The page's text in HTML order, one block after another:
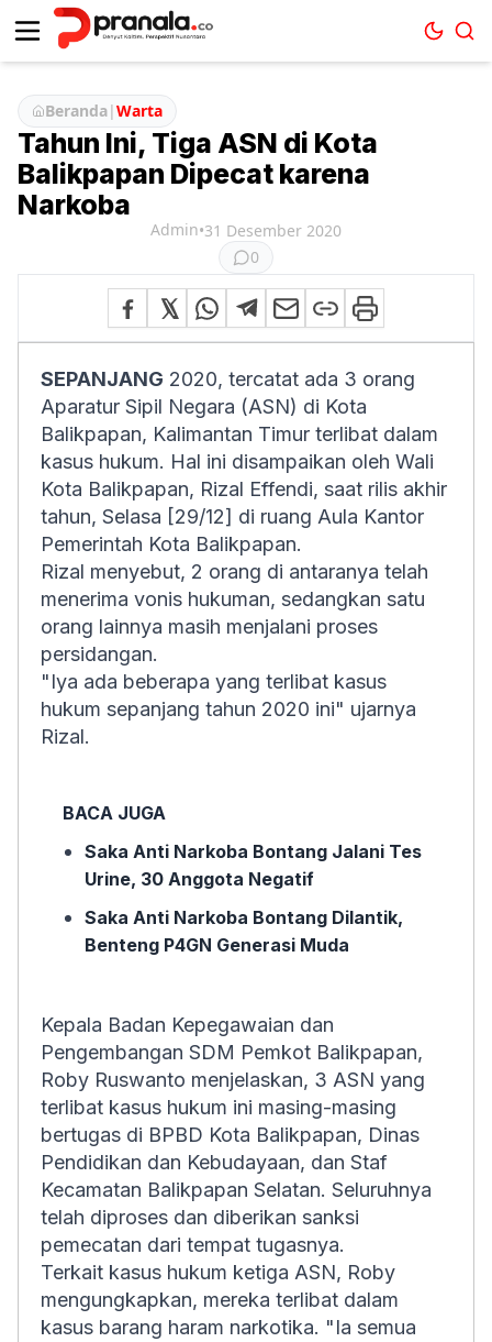
Beranda|Warta
Tahun Ini, Tiga ASN di Kota
Balikpapan Dipecat karena
Narkoba
Admin•31 Desember 2020
0
SEPANJANG 2020, tercatat ada 3 orang
Aparatur Sipil Negara (ASN) di Kota
Balikpapan, Kalimantan Timur terlibat dalam
kasus hukum. Hal ini disampaikan oleh Wali
Kota Balikpapan, Rizal Effendi, saat rilis akhir
tahun, Selasa [29/12] di ruang Aula Kantor
Pemerintah Kota Balikpapan.
Rizal menyebut, 2 orang di antaranya telah
menerima vonis hukuman, sedangkan satu
orang lainnya masih menjalani proses
persidangan.
"Iya ada beberapa yang terlibat kasus
hukum sepanjang tahun 2020 ini" ujarnya
Rizal.
BACA JUGA
Saka Anti Narkoba Bontang Jalani Tes
Urine, 30 Anggota Negatif
Saka Anti Narkoba Bontang Dilantik,
Benteng P4GN Generasi Muda
Kepala Badan Kepegawaian dan
Pengembangan SDM Pemkot Balikpapan,
Roby Ruswanto menjelaskan, 3 ASN yang
terlibat kasus hukum ini masing-masing
bertugas di BPBD Kota Balikpapan, Dinas
Pendidikan dan Kebudayaan, dan Staf
Kecamatan Balikpapan Selatan. Seluruhnya
telah diproses dan diberikan sanksi
pemecatan dari tempat tugasnya.
Terkait kasus hukum ketiga ASN, Roby
mengungkapkan, mereka terlibat dalam
kasus barang haram narkotika. "Ia semua